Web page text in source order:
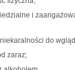
i
do
zaraz;